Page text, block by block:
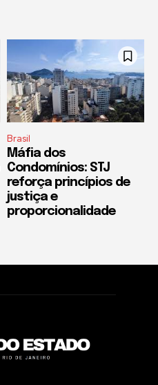
Brasil
Máfia dos
Condomínios: STJ
reforça princípios de
justiça e
proporcionalidade